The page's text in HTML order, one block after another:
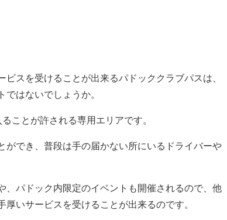
スを受けることが出来るパドッククラブパスは、
はないでしょうか。
ことが許される専用エリアです。
ができ、普段は手の届かない所にいるドライバーや
、パドック内限定のイベントも開催されるので、他
いサービスを受けることが出来るのです。